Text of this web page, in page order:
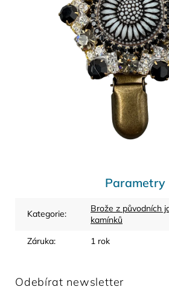
Parametry
Kategorie:
Brože z původních
kamínků
Záruka: 1 rok
Odebírat newsletter